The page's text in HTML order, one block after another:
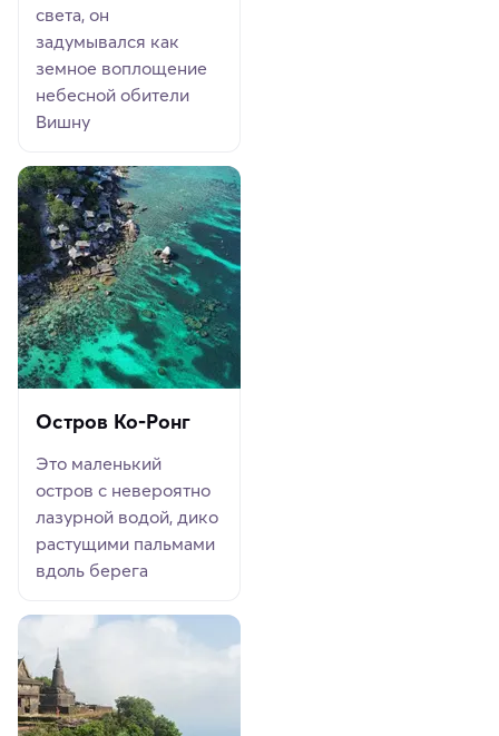
света, он
задумывался как
земное воплощение
небесной обители
Вишну
Остров Ко-Ронг
Это маленький
остров с невероятно
лазурной водой, дико
растущими пальмами
вдоль берега